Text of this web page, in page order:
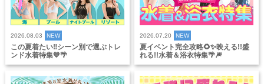
2026.08.03 NEW
この夏着たい‼️シーン別で選ぶトレ
ンド水着特集💙🌴
2026.07.20 NEW
夏イベント完全攻略🌻✨映える!!盛
れる!!水着＆浴衣特集🌴🎆